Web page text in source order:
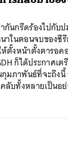
นกรีดร้องไปกับป
าในตอนจบของซี
ตั้งหน้าตั้งตารอค
ก็ได้ประกาศเ
มภาพันธ์ที่จะถึง
บทั้งหลายเป็นอ